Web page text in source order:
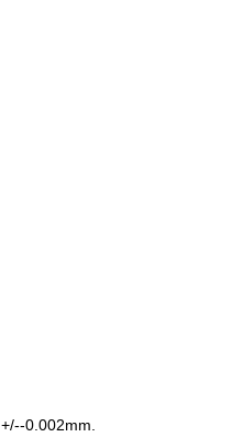
0.002mm.